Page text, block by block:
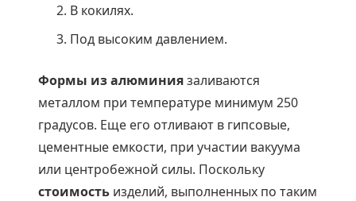
В кокилях.
Под высоким давлением.
Формы из алюминиязаливаются
металлом при температуре минимум 250
градусов. Еще его отливают в гипсовые,
цементные емкости, при участии вакуума
или центробежной силы. Поскольку
стоимость изделий, выполненных по таким